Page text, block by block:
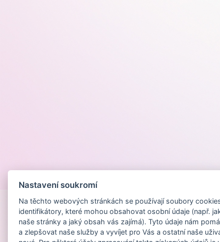
Nastavení soukromí
Na těchto webových stránkách se používají soubory
identifikátory, které mohou obsahovat osobní údaje (např.
naše stránky a jaký obsah vás zajímá). Tyto údaje nám
a zlepšovat naše služby a vyvíjet pro Vás a ostatní naše